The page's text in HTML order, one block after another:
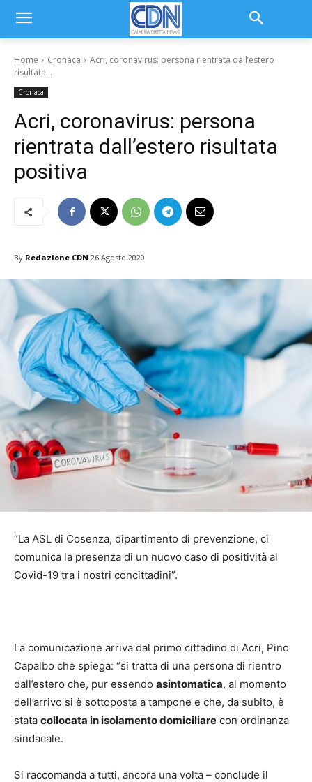
Home Cronaca
Acri, coronavirus: persona rientrata dall’estero
risultata...
Cronaca
Acri, coronavirus: persona
rientrata dall’estero risultata
positiva
By Redazione CDN 26 Agosto 2020
“La ASL di Cosenza, dipartimento di prevenzione, ci
comunica la presenza di un nuovo caso di positività al
Covid-19 tra i nostri concittadini”.
La comunicazione arriva dal primo cittadino di Acri, Pino
Capalbo che spiega: “si tratta di una persona di rientro
dall’estero che, pur essendo asintomatica, al momento
dell’arrivo si è sottoposta a tampone e che, da subito, è
stata collocata in isolamento domiciliare con ordinanza
sindacale.
Si raccomanda a tutti, ancora una volta – conclude il